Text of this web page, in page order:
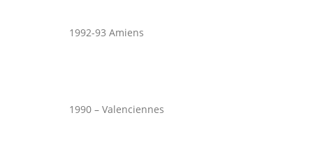
1992-93 Amiens
1990 – Valenciennes